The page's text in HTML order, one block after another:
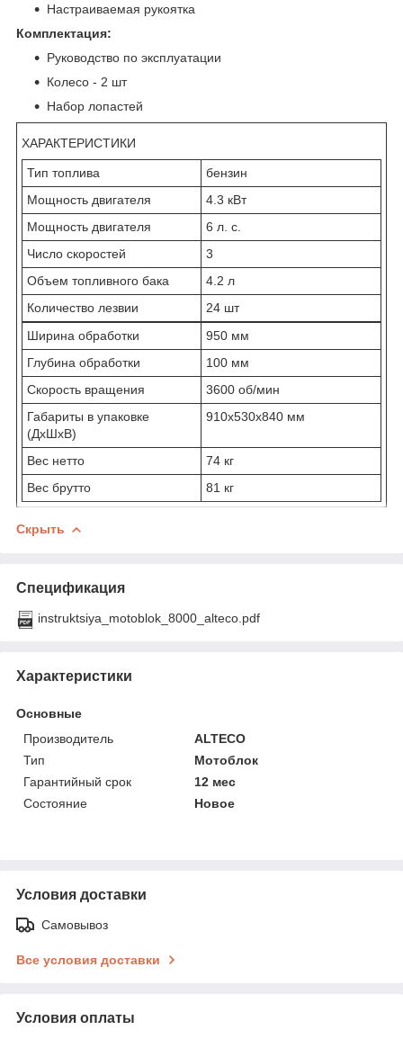
Настраиваемая рукоятка
Комплектация:
Руководство по эксплуатации
Колесо - 2 шт
Набор лопастей
ХАРАКТЕРИСТИКИ
Тип топлива
бензин
Мощность двигателя
4.3 кВт
Мощность двигателя
6 л. с.
Число скоростей
3
Объем топливного бака
4.2 л
Количество лезвии
24 шт
Ширина обработки
950 мм
Глубина обработки
100 мм
Скорость вращения
3600 об/мин
Габариты в упаковке
(ДхШхВ)
910х530х840 мм
Вес нетто
74 кг
Вес брутто
81 кг
Скрыть
Спецификация
instruktsiya_motoblok_8000_alteco.pdf
Характеристики
Основные
Производитель
ALTECO
Тип
Мотоблок
Гарантийный срок
12 мес
Состояние
Новое
Условия доставки
Самовывоз
Все условия доставки
Условия оплаты